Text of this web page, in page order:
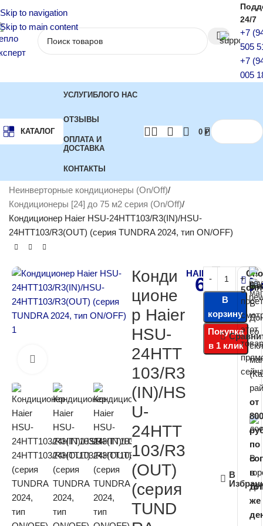
Skip to navigation
Skip to main content
24/7
+7
505
+7
005
КАТАЛОГ
УСЛУГИБЛОГО НАС
ОТЗЫВЫ
ОПЛАТА И
ДОСТАВКА
КОНТАКТЫ
0 ₽
Неинверторные кондиционеры (On/Off)
Кондиционеры [24] до 75 м2 серия (On/Off)
Кондиционер Haier HSU-24HTT103/R3(IN)/HSU-
24HTT103/R3(OUT) (серия TUNDRA 2024, тип ON/OFF)
Нажмите, чтобы увеличить
Конди
ционе
р Haier
HSU-
24HTT
103/R3
(IN)/HS
U-
24HTT
103/R3
(OUT)
(серия
TUND
HAIER
67 000
В
корзину
Покупка
в 1 клик
В
5
этот
товар
В
со
В
от
по
в
тот
же